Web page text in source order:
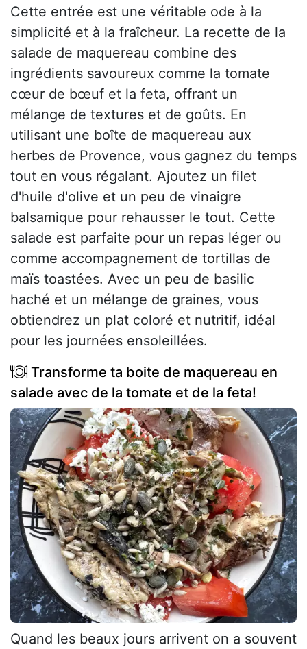
Cette entrée est une véritable ode à la
simplicité et à la fraîcheur. La recette de la
salade de maquereau combine des
ingrédients savoureux comme la tomate
cœur de bœuf et la feta, offrant un
mélange de textures et de goûts. En
utilisant une boîte de maquereau aux
herbes de Provence, vous gagnez du temps
tout en vous régalant. Ajoutez un filet
d'huile d'olive et un peu de vinaigre
balsamique pour rehausser le tout. Cette
salade est parfaite pour un repas léger ou
comme accompagnement de tortillas de
maïs toastées. Avec un peu de basilic
haché et un mélange de graines, vous
obtiendrez un plat coloré et nutritif, idéal
pour les journées ensoleillées.
Transforme ta boite de maquereau en
salade avec de la tomate et de la feta!
Quand les beaux jours arrivent on a souvent